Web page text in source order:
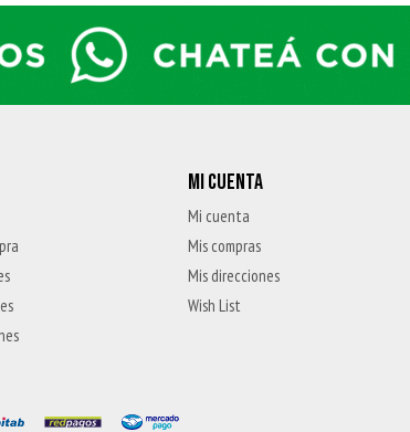
MI CUENTA
Mi cuenta
Mis compras
Mis direcciones
Wish List